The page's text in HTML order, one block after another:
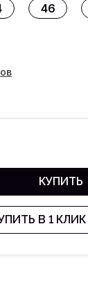
46
КУПИТЬ
В 1 КЛИК